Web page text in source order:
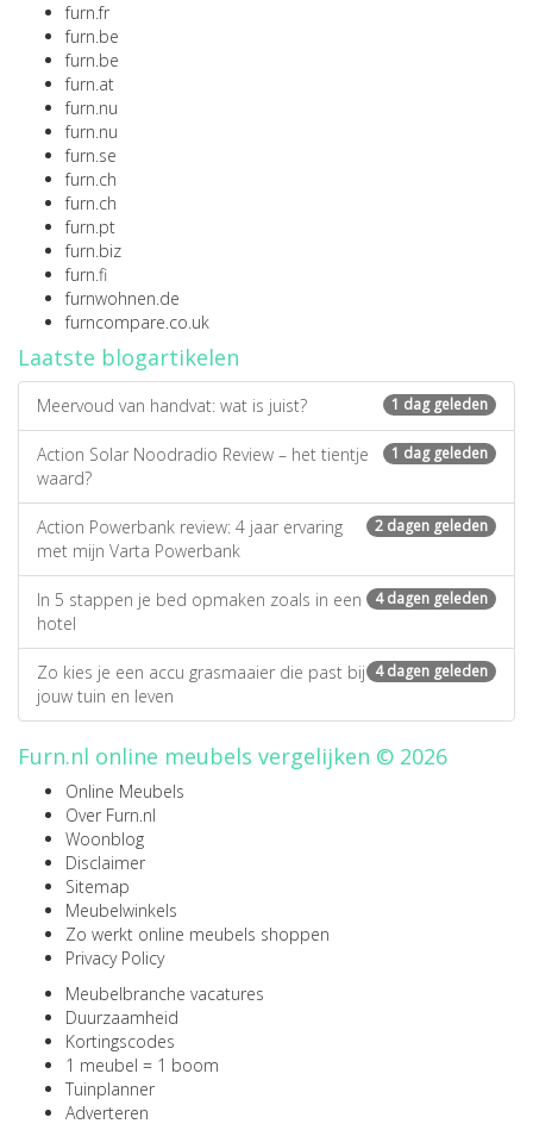
furn.fr
furn.be
furn.be
furn.at
furn.nu
furn.nu
furn.se
furn.ch
furn.ch
furn.pt
furn.biz
furn.fi
furnwohnen.de
furncompare.co.uk
Laatste blogartikelen
1 dag geleden
Meervoud van handvat: wat is juist?
1 dag geleden
Action Solar Noodradio Review – het tientje
waard?
2 dagen geleden
Action Powerbank review: 4 jaar ervaring
met mijn Varta Powerbank
4 dagen geleden
In 5 stappen je bed opmaken zoals in een
hotel
4 dagen geleden
Zo kies je een accu grasmaaier die past bij
jouw tuin en leven
Furn.nl online meubels vergelijken © 2026
Online Meubels
Over Furn.nl
Woonblog
Disclaimer
Sitemap
Meubelwinkels
Zo werkt online meubels shoppen
Privacy Policy
Meubelbranche vacatures
Duurzaamheid
Kortingscodes
1 meubel = 1 boom
Tuinplanner
Adverteren